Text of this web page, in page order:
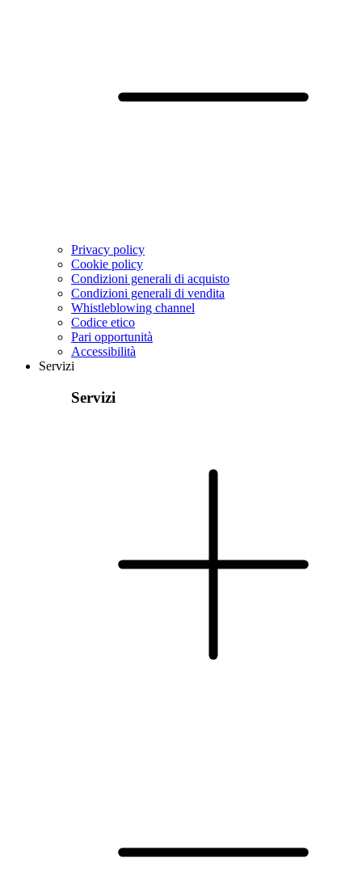
Privacy policy
Cookie policy
Condizioni generali di acquisto
Condizioni generali di vendita
Whistleblowing channel
Codice etico
Pari opportunità
Accessibilità
Servizi
Servizi